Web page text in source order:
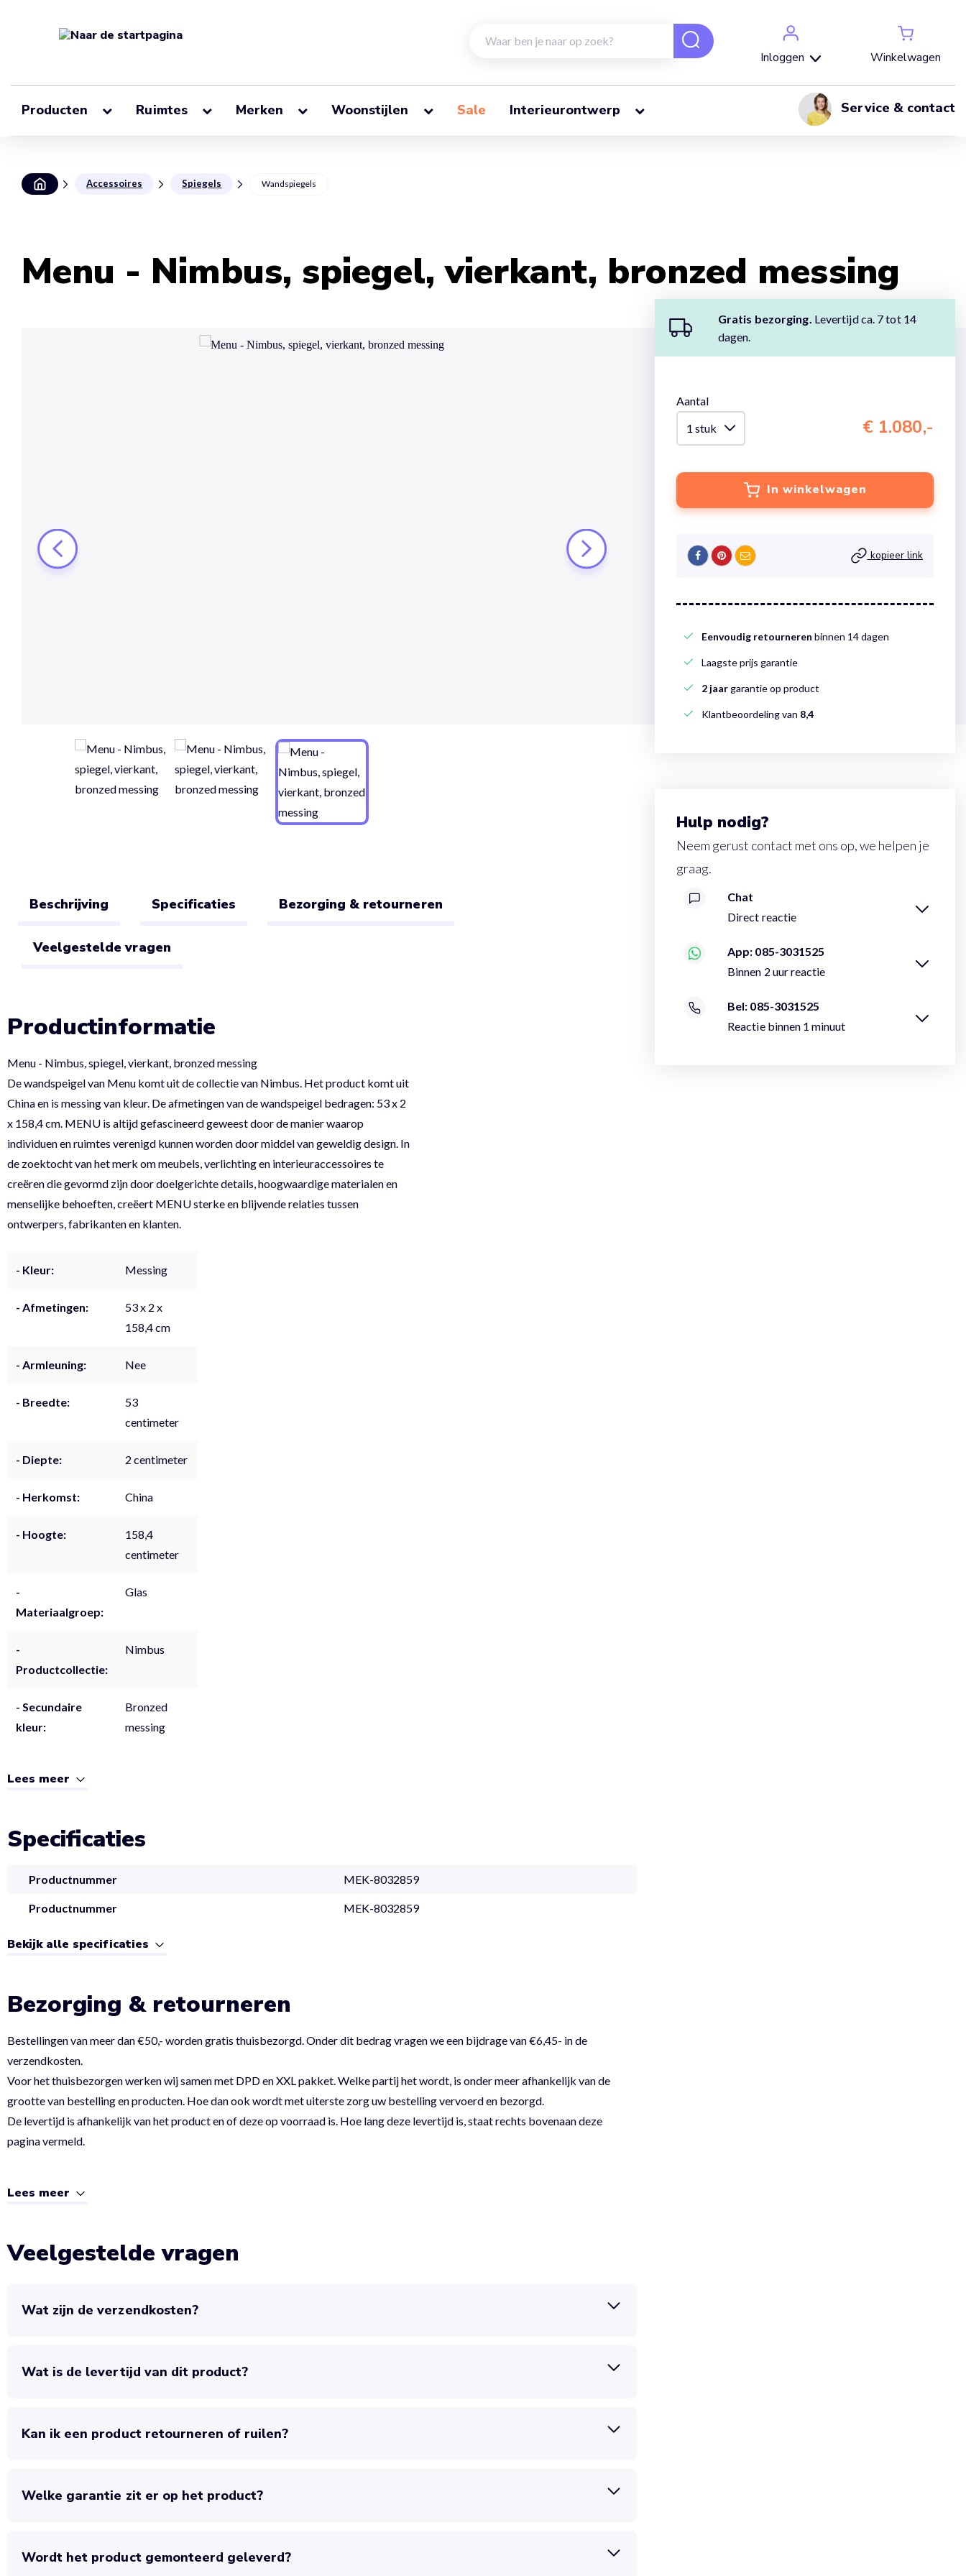
Inloggen Winkelwagen
Producten Ruimtes Merken Woonstijlen Sale Interieurontwerp Service & contact
Accessoires Spiegels Wandspiegels
Menu - Nimbus, spiegel, vierkant, bronzed messing
Beschrijving Specificaties Bezorging & retourneren
Veelgestelde vragen
Productinformatie
Menu - Nimbus, spiegel, vierkant, bronzed messing
De wandspeigel van Menu komt uit de collectie van Nimbus. Het product komt uit
China en is messing van kleur. De afmetingen van de wandspeigel bedragen: 53 x 2
x 158,4 cm. MENU is altijd gefascineerd geweest door de manier waarop
individuen en ruimtes verenigd kunnen worden door middel van geweldig design. In
de zoektocht van het merk om meubels, verlichting en interieuraccessoires te
creëren die gevormd zijn door doelgerichte details, hoogwaardige materialen en
menselijke behoeften, creëert MENU sterke en blijvende relaties tussen
ontwerpers, fabrikanten en klanten.
- Kleur: Messing
- Afmetingen:
53 x 2 x
158,4 cm
- Armleuning: Nee
- Breedte:
53
centimeter
- Diepte: 2 centimeter
- Herkomst: China
- Hoogte:
158,4
centimeter
-
Materiaalgroep:
Glas
-
Productcollectie:
Nimbus
- Secundaire
kleur:
Bronzed
messing
Lees meer
Specificaties
Productnummer MEK-8032859
Productnummer MEK-8032859
Bekijk alle specificaties
Bezorging & retourneren
Bestellingen van meer dan €50,- worden gratis thuisbezorgd. Onder dit bedrag vragen we een bijdrage van €6,45- in de
verzendkosten.
Voor het thuisbezorgen werken wij samen met DPD en XXL pakket. Welke partij het wordt, is onder meer afhankelijk van de
grootte van bestelling en producten. Hoe dan ook wordt met uiterste zorg uw bestelling vervoerd en bezorgd.
De levertijd is afhankelijk van het product en of deze op voorraad is. Hoe lang deze levertijd is, staat rechts bovenaan deze
pagina vermeld.
Lees meer
Veelgestelde vragen
Wat zijn de verzendkosten?
Wat is de levertijd van dit product?
Kan ik een product retourneren of ruilen?
Welke garantie zit er op het product?
Wordt het product gemonteerd geleverd?
Gratis bezorging. Levertijd ca. 7 tot 14
dagen.
Aantal
€ 1.080,-
In winkelwagen
kopieer link
Eenvoudig retourneren binnen 14 dagen
Laagste prijs garantie
2 jaargarantie op product
Klantbeoordeling van 8,4
Hulp nodig?
Neem gerust contact met ons op, we helpen je
graag.
Chat
Direct reactie
App: 085-3031525
Binnen 2 uur reactie
Bel: 085-3031525
Reactie binnen 1 minuut